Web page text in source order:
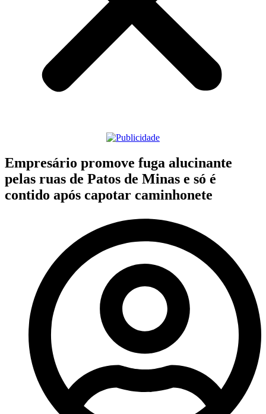
Empresário promove fuga alucinante
pelas ruas de Patos de Minas e só é
contido após capotar caminhonete